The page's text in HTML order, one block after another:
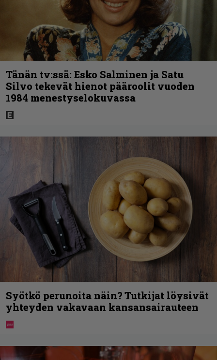
Tänän tv:ssä: Esko Salminen ja Satu
Silvo tekevät hienot pääroolit vuoden
1984 menestyselokuvassa
Syötkö perunoita näin? Tutkijat löysivät
yhteyden vakavaan kansansairauteen